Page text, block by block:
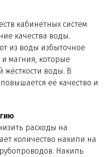
кабинетных систем
качества воды.
из воды избыточное
магния, которые
жёсткости воды. В
её качество и
расходы на
количество накипи на
Накипь